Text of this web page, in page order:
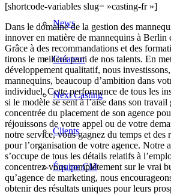
News
Créateur
Next Casting
Clients
Équipe CM
[shortcode-variables slug= »casting-fr »]
Dans le domaine de la gestion des
innover en matière de mannequins à Berlin
Grâce à des recommandations et des
tirons le meilleur parti de nos talents. En
développement qualitatif, nous
mannequins, beaucoup d’ambition dans
individuel. Cette performance de tous les
si le modèle se sent à l’aise dans son travail
concentrée du placement de son agence
réjouissons de votre appel ou de votre
notre service, vous gagnez du temps et des
pour l’organisation de votre agence. Notre
s’occupe de tous les détails relatifs à
concentrez-vous complètement sur le vrai
qu’agence de marketing, nous
obtenir des résultats uniques pour leurs